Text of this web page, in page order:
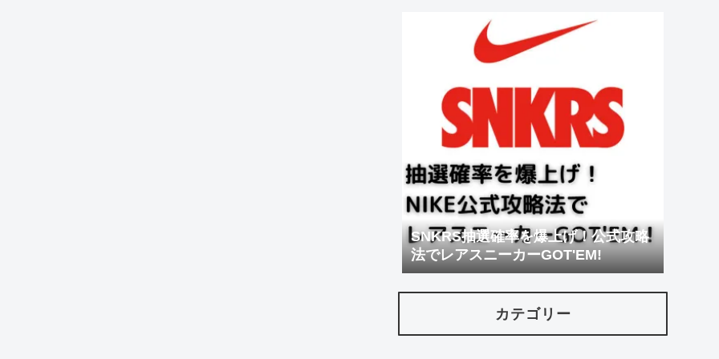
SNKRS抽選確率を爆上げ！公式攻略
法でレアスニーカーGOT'EM!
カテゴリー